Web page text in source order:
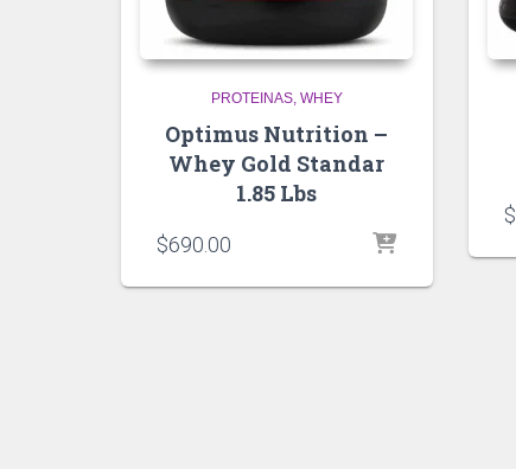
PROTEINAS WHEY
Optimus Nutrition –
Whey Gold Standar
1.85 Lbs
$690.00
$